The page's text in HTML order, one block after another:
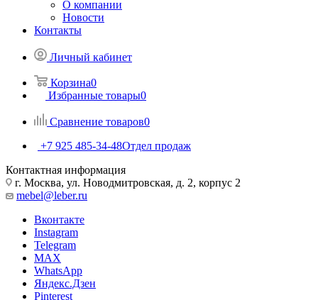
О компании
Новости
Контакты
Личный кабинет
Корзина0
Избранные товары0
Сравнение товаров0
+7 925 485-34-48Отдел продаж
Контактная информация
г. Москва, ул. Новодмитровская, д. 2, корпус 2
mebel@leber.ru
Вконтакте
Instagram
Telegram
MAX
WhatsApp
Яндекс.Дзен
Pinterest